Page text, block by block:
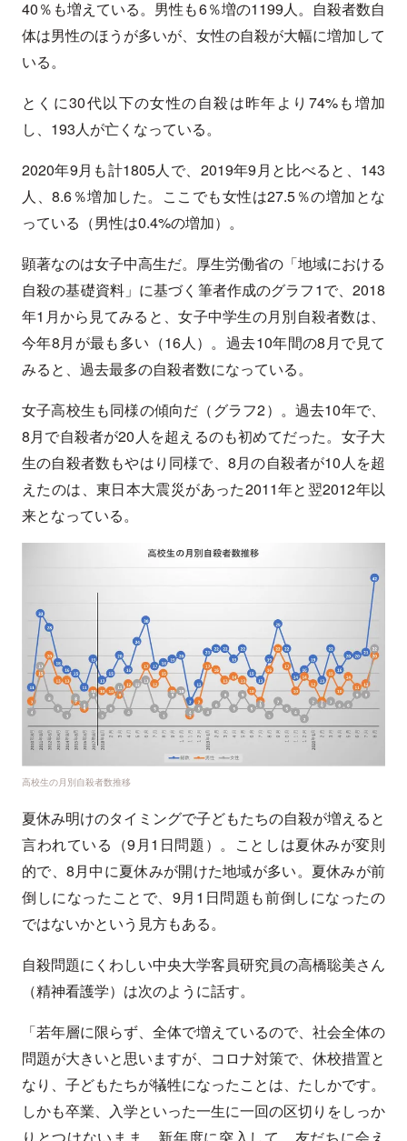
40％も増えている。男性も6％増の1199人。自殺者数自
体は男性のほうが多いが、女性の自殺が大幅に増加して
いる。
とくに30代以下の女性の自殺は昨年より74%も増加
し、193人が亡くなっている。
2020年9月も計1805人で、2019年9月と比べると、143
人、8.6％増加した。ここでも女性は27.5％の増加とな
っている（男性は0.4%の増加）。
顕著なのは女子中高生だ。厚生労働省の「地域における
自殺の基礎資料」に基づく筆者作成のグラフ1で、2018
年1月から見てみると、女子中学生の月別自殺者数は、
今年8月が最も多い（16人）。過去10年間の8月で見て
みると、過去最多の自殺者数になっている。
女子高校生も同様の傾向だ（グラフ2）。過去10年で、
8月で自殺者が20人を超えるのも初めてだった。女子大
生の自殺者数もやはり同様で、8月の自殺者が10人を超
えたのは、東日本大震災があった2011年と翌2012年以
来となっている。
高校生の月別自殺者数推移
夏休み明けのタイミングで子どもたちの自殺が増えると
言われている（9月1日問題）。ことしは夏休みが変則
的で、8月中に夏休みが開けた地域が多い。夏休みが前
倒しになったことで、9月1日問題も前倒しになったの
ではないかという見方もある。
自殺問題にくわしい中央大学客員研究員の高橋聡美さん
（精神看護学）は次のように話す。
「若年層に限らず、全体で増えているので、社会全体の
問題が大きいと思いますが、コロナ対策で、休校措置と
なり、子どもたちが犠牲になったことは、たしかです。
しかも卒業、入学といった一生に一回の区切りをしっか